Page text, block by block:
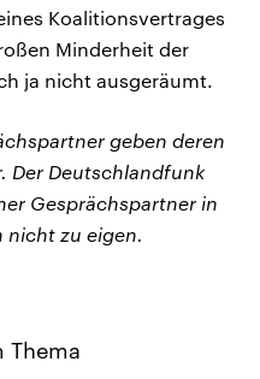
Koalitionsvertrages
Minderheit der
ja nicht ausgeräumt.
geben deren
Der Deutschlandfunk
Gesprächspartner in
nicht zu eigen.
Thema